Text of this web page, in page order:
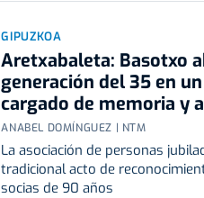
GIPUZKOA
Aretxabaleta: Basotxo
generación del 35 en
cargado de memoria y
ANABEL DOMÍNGUEZ | NTM
La asociación de personas
tradicional acto de
socias de 90 años